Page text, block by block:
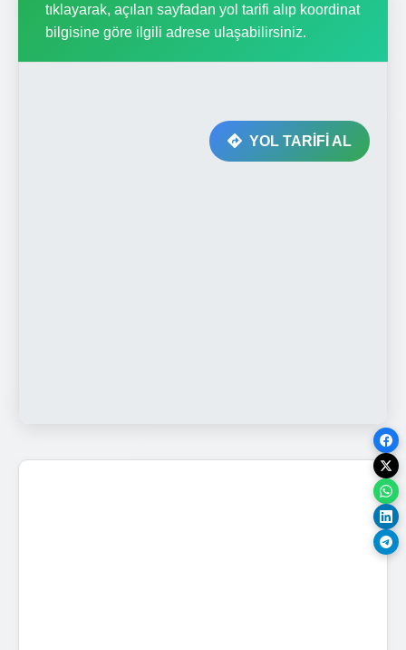
tıklayarak, açılan sayfadan yol tarifi alıp koordinat
bilgisine göre ilgili adrese ulaşabilirsiniz.
YOL TARİFİ AL